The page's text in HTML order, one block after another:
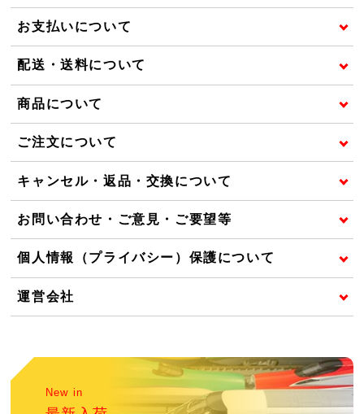
お支払いについて
配送・送料について
商品について
ご注文について
キャンセル・返品・交換について
お問い合わせ・ご意見・ご要望等
個人情報（プライバシー）保護について
運営会社
New in